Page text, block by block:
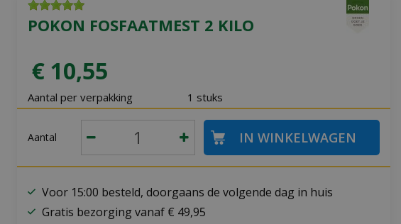
POKON FOSFAATMEST 2 KILO
€ 10,55
Aantal per verpakking 1 stuks
Aantal
Voor 15:00 besteld, doorgaans de volgende dag in huis
Gratis bezorging vanaf € 49,95